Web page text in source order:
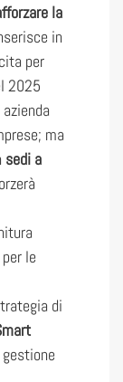
la
in
per
2025
azienda
ma
sedi a
le
di